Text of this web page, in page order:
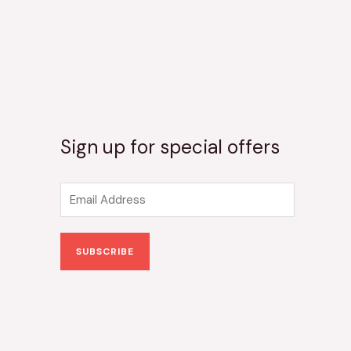
Sign up for special offers
m
a
SUBSCRIBE